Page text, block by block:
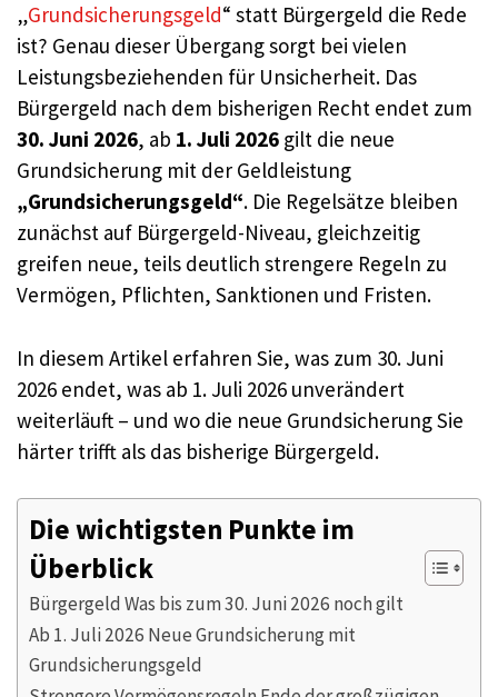
„Grundsicherungsgeld“ statt Bürgergeld die Rede
ist? Genau dieser Übergang sorgt bei vielen
Leistungsbeziehenden für Unsicherheit. Das
Bürgergeld nach dem bisherigen Recht endet zum
30. Juni 2026, ab 1. Juli 2026 gilt die neue
Grundsicherung mit der Geldleistung
„Grundsicherungsgeld“. Die Regelsätze bleiben
zunächst auf Bürgergeld-Niveau, gleichzeitig
greifen neue, teils deutlich strengere Regeln zu
Vermögen, Pflichten, Sanktionen und Fristen.
In diesem Artikel erfahren Sie, was zum 30. Juni
2026 endet, was ab 1. Juli 2026 unverändert
weiterläuft – und wo die neue Grundsicherung Sie
härter trifft als das bisherige Bürgergeld.
Die wichtigsten Punkte im
Überblick
Bürgergeld Was bis zum 30. Juni 2026 noch gilt
Ab 1. Juli 2026 Neue Grundsicherung mit
Grundsicherungsgeld